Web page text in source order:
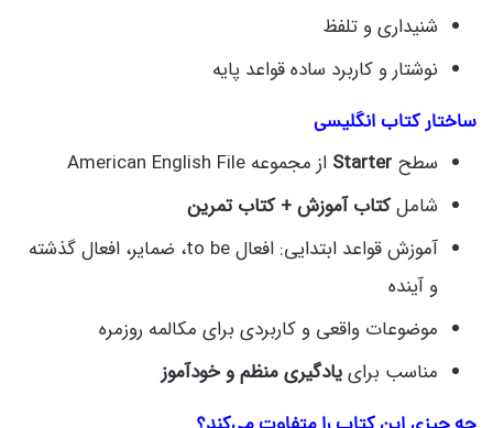
شنیداری و تلفظ
نوشتار و کاربرد ساده قواعد پایه
ساختار کتاب انگلیسی
سطح Starter از مجموعه American English File
شاملکتاب آموزش + کتاب تمرین
آموزش قواعد ابتدایی: افعال to be، ضمایر، افعال گذشته
و آینده
موضوعات واقعی و کاربردی برای مکالمه روزمره
مناسب براییادگیری منظم و خودآموز